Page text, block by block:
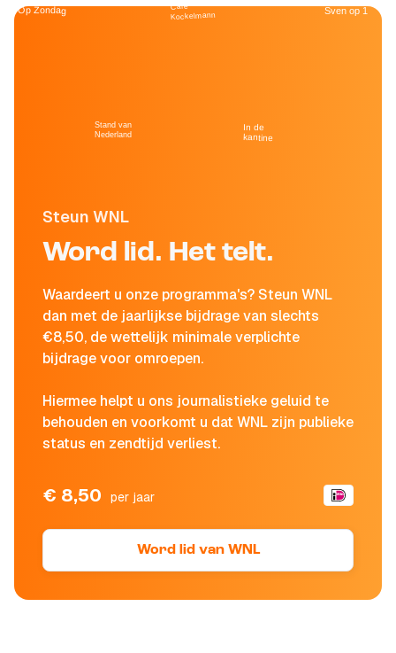
Steun WNL
Word lid. Het telt.
Waardeert u onze programma's? Steun WNL
dan met de jaarlijkse bijdrage van slechts
€8,50, de wettelijk minimale verplichte
bijdrage voor omroepen.
Hiermee helpt u ons journalistieke geluid te
behouden en voorkomt u dat WNL zijn publieke
status en zendtijd verliest.
€ 8,50 per jaar
Word lid van WNL
Op Zondag
Stand van
Nederland
Café
Kockelmann
In de
kantine
Sven op 1